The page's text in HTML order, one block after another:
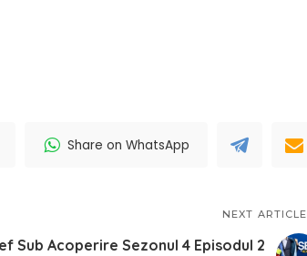
Share on WhatsApp
NEXT ARTICLE
Sub Acoperire Sezonul 4 Episodul 2